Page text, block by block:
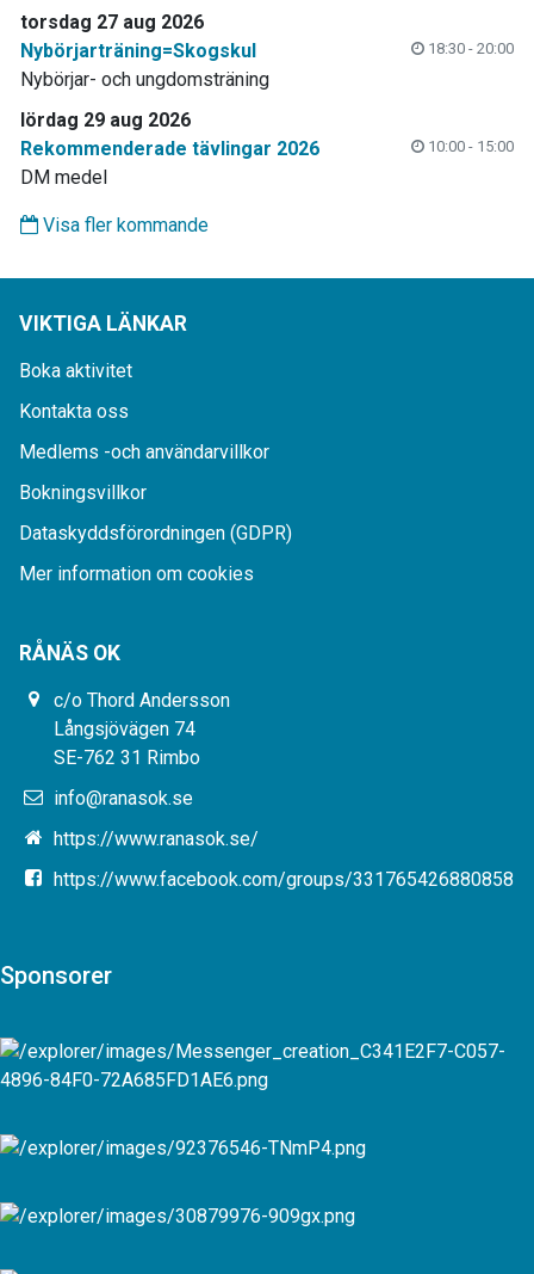
torsdag 27 aug 2026
Nybörjarträning=Skogskul
18:30 - 20:00
Nybörjar- och ungdomsträning
lördag 29 aug 2026
Rekommenderade tävlingar 2026
10:00 - 15:00
DM medel
Visa fler kommande
VIKTIGA LÄNKAR
Boka aktivitet
Kontakta oss
Medlems -och användarvillkor
Bokningsvillkor
Dataskyddsförordningen (GDPR)
Mer information om cookies
RÅNÄS OK
c/o Thord Andersson
Långsjövägen 74
SE-762 31 Rimbo
info@ranasok.se
https://www.ranasok.se/
https://www.facebook.com/groups/331765426880858
Sponsorer